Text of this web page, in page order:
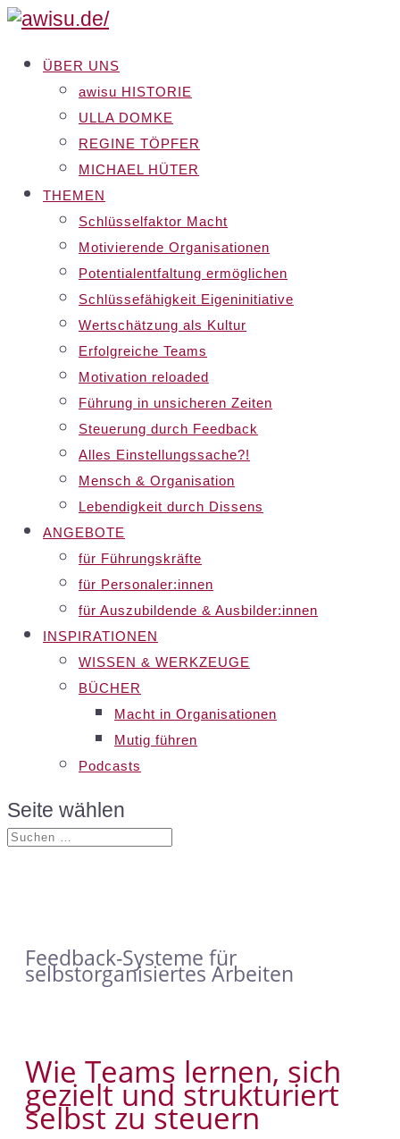
ÜBER UNS
awisu HISTORIE
ULLA DOMKE
REGINE TÖPFER
MICHAEL HÜTER
THEMEN
Schlüsselfaktor Macht
Motivierende Organisationen
Potentialentfaltung ermöglichen
Schlüssefähigkeit Eigeninitiative
Wertschätzung als Kultur
Erfolgreiche Teams
Motivation reloaded
Führung in unsicheren Zeiten
Steuerung durch Feedback
Alles Einstellungssache?!
Mensch & Organisation
Lebendigkeit durch Dissens
ANGEBOTE
für Führungskräfte
für Personaler:innen
für Auszubildende & Ausbilder:innen
INSPIRATIONEN
WISSEN & WERKZEUGE
BÜCHER
Macht in Organisationen
Mutig führen
Podcasts
Seite wählen
Feedback-Systeme für
selbstorganisiertes Arbeiten
Wie Teams lernen, sich
gezielt und strukturiert
selbst zu steuern